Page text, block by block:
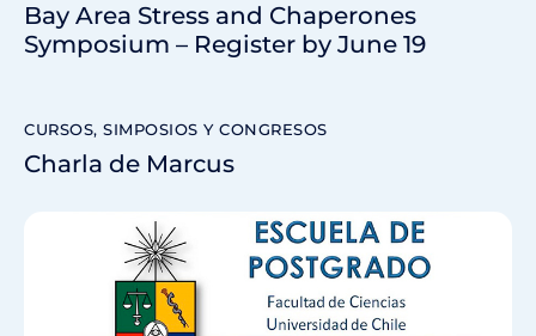
Bay Area Stress and Chaperones
Symposium – Register by June 19
CURSOS, SIMPOSIOS Y CONGRESOS
Charla de Marcus